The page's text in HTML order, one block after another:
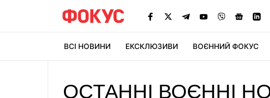
ВСІ НОВИНИ ЕКСКЛЮЗИВИ ВОЄННИЙ ФОКУС
ОСТАННІ ВОЄННІ